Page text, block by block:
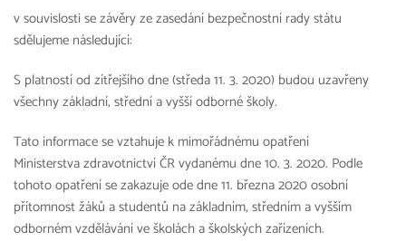
v souvislosti se závěry ze zasedání bezpečnostní rady státu
sdělujeme následující:
S platností od zítřejšího dne (středa 11. 3. 2020) budou uzavřeny
všechny základní, střední a vyšší odborné školy.
Tato informace se vztahuje k mimořádnému opatření
Ministerstva zdravotnictví ČR vydanému dne 10. 3. 2020. Podle
tohoto opatření se zakazuje ode dne 11. března 2020 osobní
přítomnost žáků a studentů na základním, středním a vyšším
odborném vzdělávání ve školách a školských zařízeních.